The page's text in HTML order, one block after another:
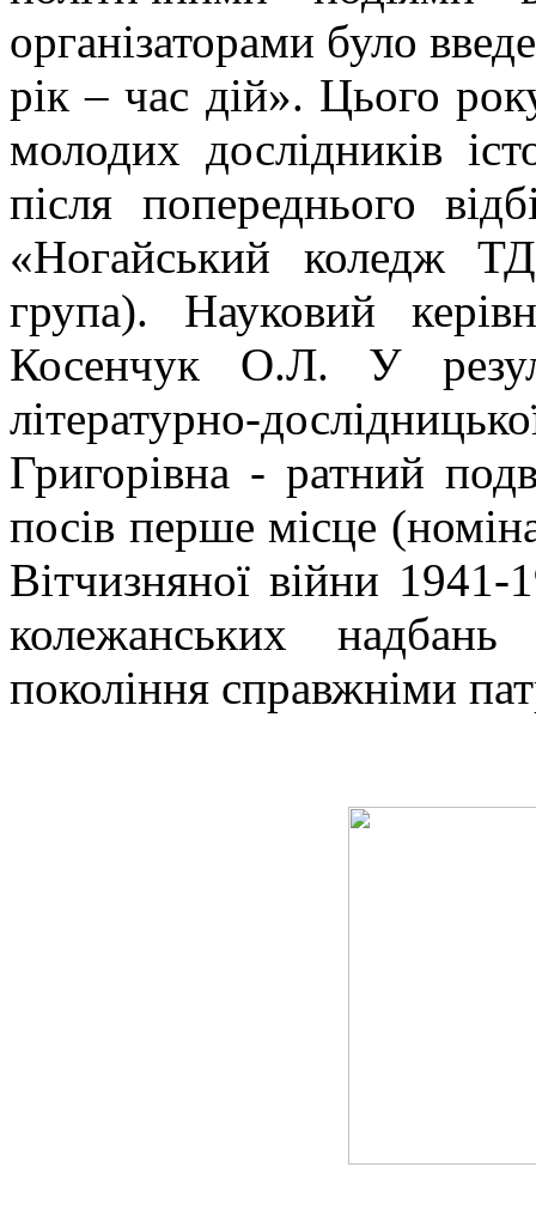
організаторами було
рік – час дій». Цього
молодих дослідників
після попереднього
«Ногайський коледж
група). Науковий
Косенчук О.Л. У
літературно-
Григорівна - ратний
посів перше місце
Вітчизняної війни
колежанських
покоління справжніми